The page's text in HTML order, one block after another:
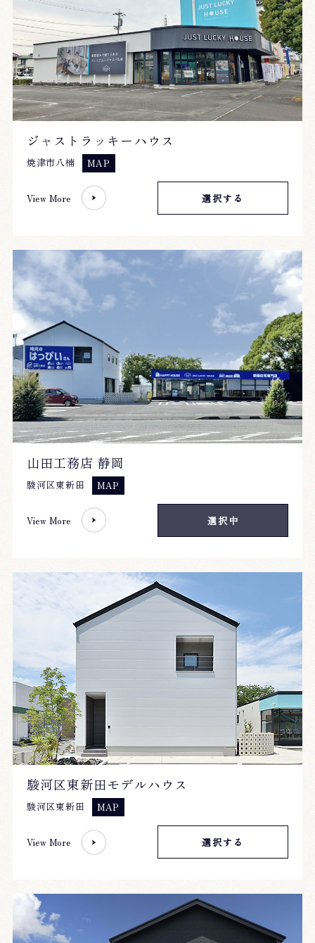
ジャストラッキーハウス
焼津市八楠 MAP
View More 選択する
山田工務店 静岡
駿河区東新田 MAP
View More 選択中
駿河区東新田モデルハウス
駿河区東新田 MAP
View More 選択する